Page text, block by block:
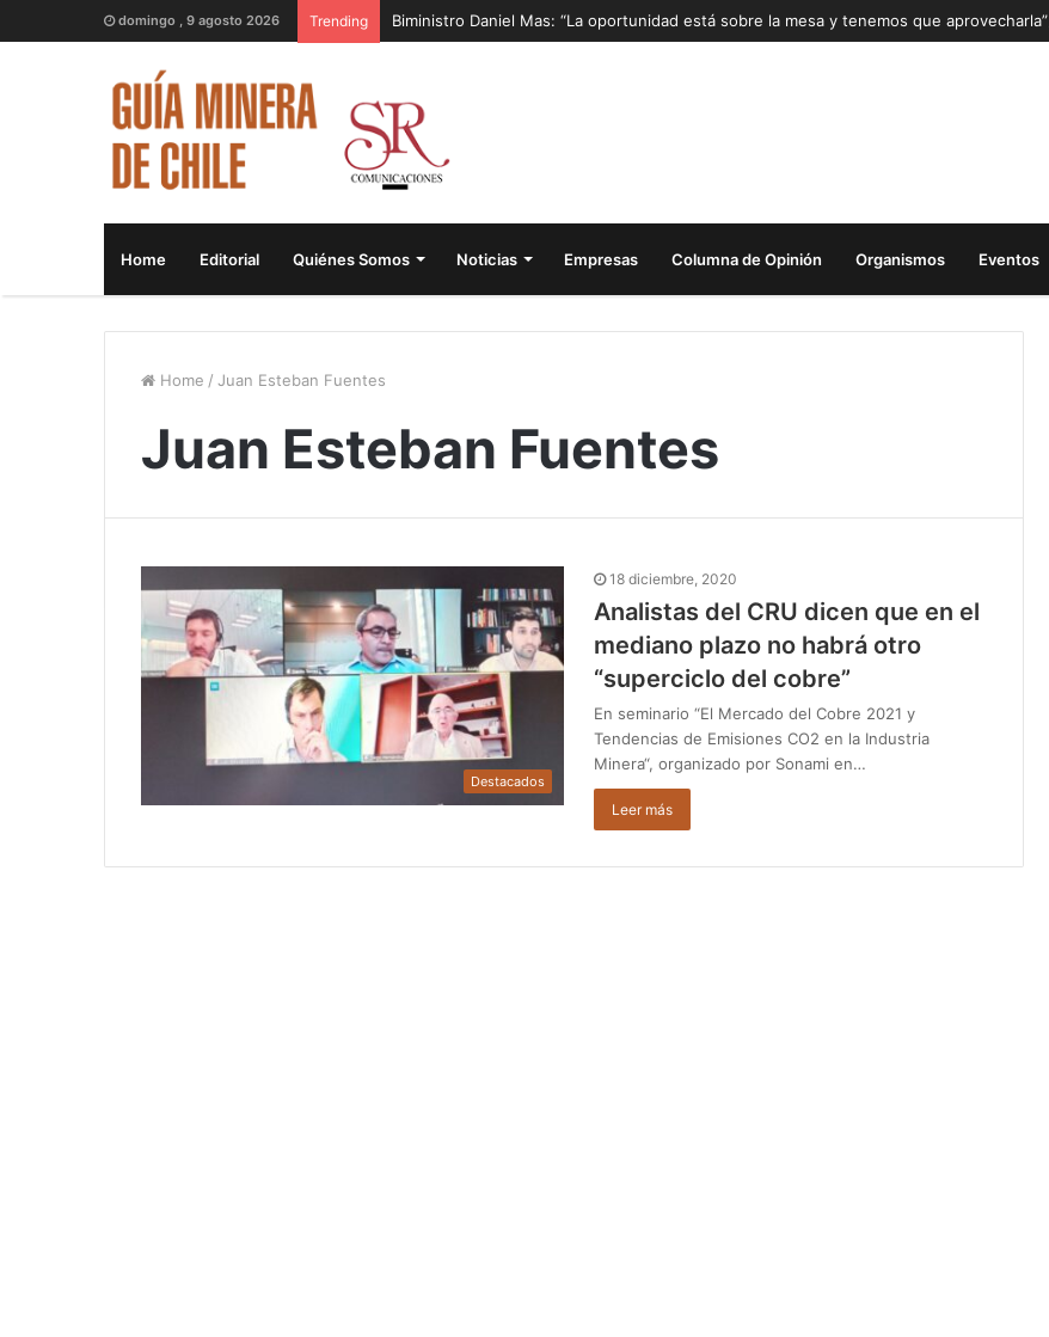
domingo , 9 agosto 2026 Trending Biministro Daniel Mas: “La oportunidad está sobre la mesa y tenemos que aprovecharla”
Home Editorial Quiénes Somos Noticias Empresas Columna de Opinión Organismos Eventos
Home / Juan Esteban Fuentes
Juan Esteban Fuentes
Destacados
18 diciembre, 2020
Analistas del CRU dicen que en el
mediano plazo no habrá otro
“superciclo del cobre”
En seminario “El Mercado del Cobre 2021 y
Tendencias de Emisiones CO2 en la Industria
Minera“, organizado por Sonami en…
Leer más